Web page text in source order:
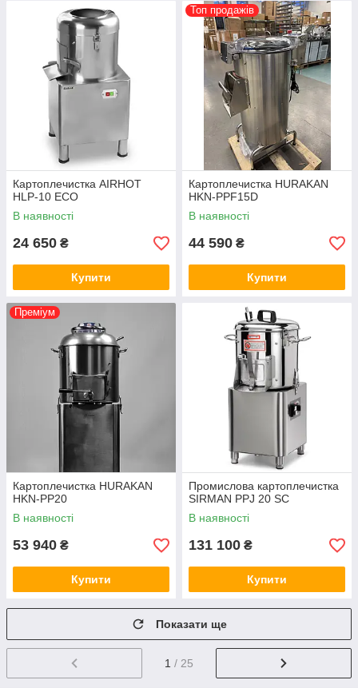
Картоплечистка AIRHOT
HLP-10 ECO
В наявності
24 650 ₴
Купити
Топ продажів
Картоплечистка HURAKAN
HKN-PPF15D
В наявності
44 590 ₴
Купити
Преміум
Картоплечистка HURAKAN
HKN-PP20
В наявності
53 940 ₴
Купити
Промислова картоплечистка
SIRMAN PPJ 20 SC
В наявності
131 100 ₴
Купити
Показати ще
1 / 25